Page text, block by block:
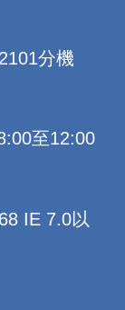
分機
至12:00
IE 7.0以